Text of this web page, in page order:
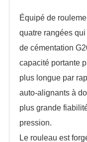
Équipé de
quatre rangées
de cémentation
capacité portante
plus longue par
auto-alignants à
plus grande
pression.
Le rouleau est